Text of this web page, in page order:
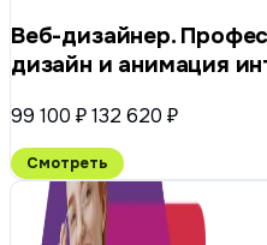
Веб-дизайнер.
дизайн и анимация
99 100 ₽132 620 ₽
Смотреть